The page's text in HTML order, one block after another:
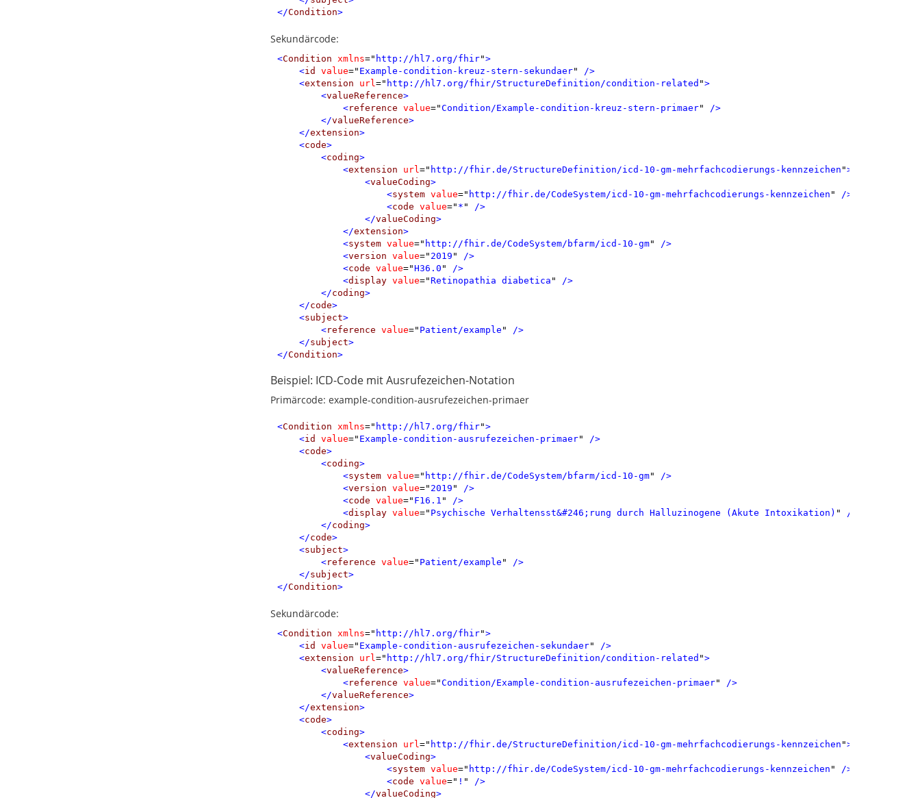
</Condition>
Sekundärcode:
<Condition xmlns=" http://hl7.org/fhir">
<id value=" Example-condition-kreuz-stern-sekundaer"
/>
<extension url =" http://hl7.org/fhir/StructureDefinition/condition-related ">
<valueReference>
<reference value="Condition/Example-condition-kreuz-stern-primaer"
/>
</valueReference>
</extension>
<code>
<coding>
<extension url =" http://fhir.de/StructureDefinition/icd-10-gm-mehrfachcodierungs-kennzeichen ">
<valueCoding>
<system value=" http://fhir.de/CodeSystem/icd-10-gm-mehrfachcodierungs-kennzeichen "
/>
<code value=" * "
/>
</valueCoding>
</extension>
<system value=" http://fhir.de/CodeSystem/bfarm/icd-10-gm"
/>
<version value=" 2019 "
/>
<code value="H36.0 "
/>
<display value="Retinopathia diabetica "
/>
</coding>
</code>
<subject>
<reference value=" Patient/example "
/>
</subject>
</Condition>
Beispiel: ICD-Code mit Ausrufezeichen-Notation
Primärcode: example-condition-ausrufezeichen-primaer
<Condition xmlns=" http://hl7.org/fhir">
<id value=" Example-condition-ausrufezeichen-primaer"
/>
<code>
<coding>
<system value=" http://fhir.de/CodeSystem/bfarm/icd-10-gm"
/>
<version value=" 2019 "
/>
<code value=" F16.1 "
/>
<display value=" Psychische Verhaltensst&#246;rung durch Halluzinogene (Akute Intoxikation) "
/>
</coding>
</code>
<subject>
<reference value=" Patient/example "
/>
</subject>
</Condition>
Sekundärcode:
<Condition xmlns=" http://hl7.org/fhir">
<id value=" Example-condition-ausrufezeichen-sekundaer"
/>
<extension url =" http://hl7.org/fhir/StructureDefinition/condition-related ">
<valueReference>
<reference value="Condition/Example-condition-ausrufezeichen-primaer"
/>
</valueReference>
</extension>
<code>
<coding>
<extension url =" http://fhir.de/StructureDefinition/icd-10-gm-mehrfachcodierungs-kennzeichen ">
<valueCoding>
<system value=" http://fhir.de/CodeSystem/icd-10-gm-mehrfachcodierungs-kennzeichen "
/>
<code value=" ! "
/>
</valueCoding>